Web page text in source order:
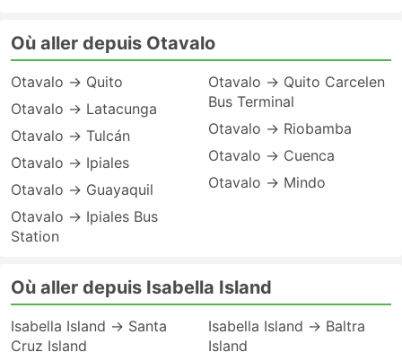
Où aller depuis Otavalo
Otavalo → Quito
Otavalo → Latacunga
Otavalo → Tulcán
Otavalo → Ipiales
Otavalo → Guayaquil
Otavalo → Ipiales Bus
Station
Otavalo → Quito Carcelen
Bus Terminal
Otavalo → Riobamba
Otavalo → Cuenca
Otavalo → Mindo
Où aller depuis Isabella Island
Isabella Island → Santa
Cruz Island
Isabella Island → Baltra
Island